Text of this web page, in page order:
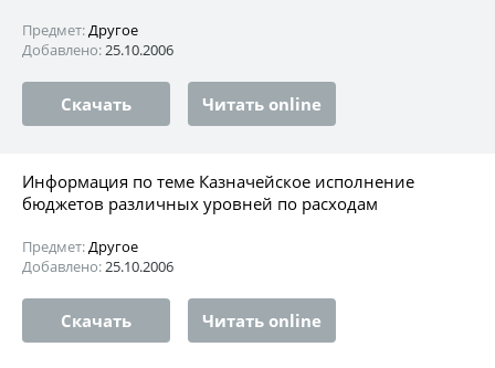
Предмет:Другое
Добавлено:25.10.2006
Скачать Читать online
Информация по теме Казначейское исполнение
бюджетов различных уровней по расходам
Предмет:Другое
Добавлено:25.10.2006
Скачать Читать online